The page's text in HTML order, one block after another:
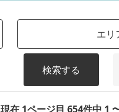
エリ
検索する
現在 1ページ目 654件中 1